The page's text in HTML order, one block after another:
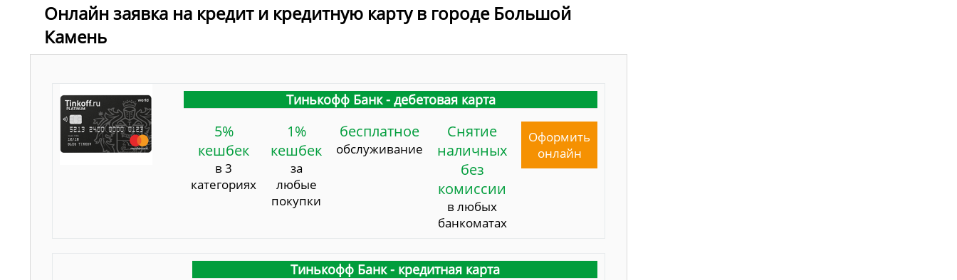
Онлайн заявка на кредит и кредитную карту в городе Большой
Камень
Тинькофф Банк - дебетовая карта
5%
кешбек
в 3
категориях
1%
кешбек
за
любые
покупки
бесплатное
обслуживание
Снятие
наличных
без
комиссии
в любых
банкоматах
Оформить
онлайн
Тинькофф Банк - кредитная карта